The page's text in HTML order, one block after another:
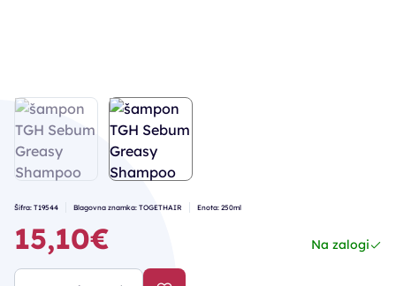
Šifra: T19544 Blagovna znamka: TOGETHAIR Enota: 250ml
15,10€ Na zalogi